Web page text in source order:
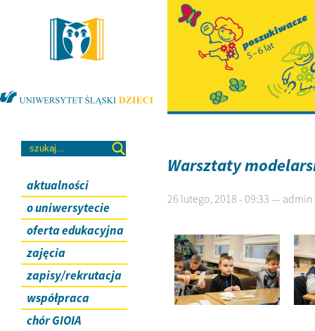
aktualności
o uniwersytecie
oferta edukacyjna
zajęcia
zapisy/rekrutacja
współpraca
chór GIOIA
Warsztaty
26 lutego, 2018 - 09:33 — admin